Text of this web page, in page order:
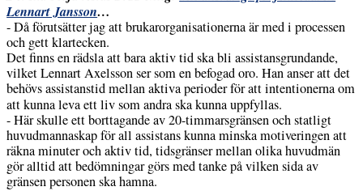
Lennart Jansson…
- Då förutsätter jag att brukarorganisationerna är med i processen
och gett klartecken.
Det finns en rädsla att bara aktiv tid ska bli assistansgrundande,
vilket Lennart Axelsson ser som en befogad oro. Han anser att det
behövs assistanstid mellan aktiva perioder för att intentionerna om
att kunna leva ett liv som andra ska kunna uppfyllas.
- Här skulle ett borttagande av 20-timmarsgränsen och statligt
huvudmannaskap för all assistans kunna minska motiveringen att
räkna minuter och aktiv tid, tidsgränser mellan olika huvudmän
gör alltid att bedömningar görs med tanke på vilken sida av
gränsen personen ska hamna.